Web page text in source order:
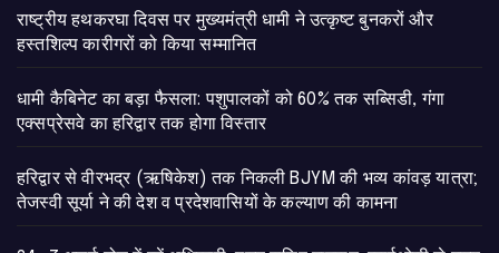
राष्ट्रीय हथकरघा दिवस पर मुख्यमंत्री धामी ने उत्कृष्ट बुनकरों और
हस्तशिल्प कारीगरों को किया सम्मानित
​धामी कैबिनेट का बड़ा फैसला: पशुपालकों को 60% तक सब्सिडी, गंगा
एक्सप्रेसवे का हरिद्वार तक होगा विस्तार
​हरिद्वार से वीरभद्र (ऋषिकेश) तक निकली BJYM की भव्य कांवड़ यात्रा;
तेजस्वी सूर्या ने की देश व प्रदेशवासियों के कल्याण की कामना